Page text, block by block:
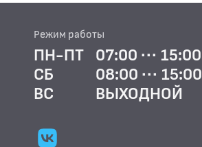
Режим работы
ПН-ПТ
07:00 ··· 15:00
СБ
08:00 ··· 15:00
ВС
ВЫХОДНОЙ